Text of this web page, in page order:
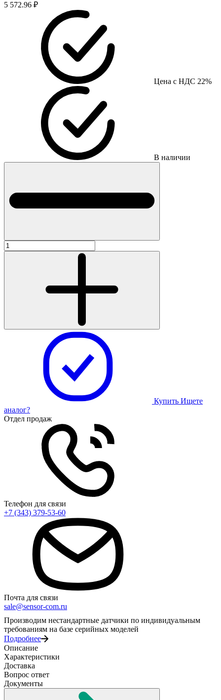
5 572.96 ₽
Цена с НДС 22%
В наличии
Купить Ищете
аналог?
Отдел продаж
Телефон для связи
+7 (343) 379-53-60
Почта для связи
sale@sensor-com.ru
Производим нестандартные датчики по индивидуальным
требованиям на базе серийных моделей
Подробнее
Описание
Характеристики
Доставка
Вопрос ответ
Документы